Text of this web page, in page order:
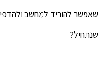
שאפשר להוריד למחשב
שנתחיל?